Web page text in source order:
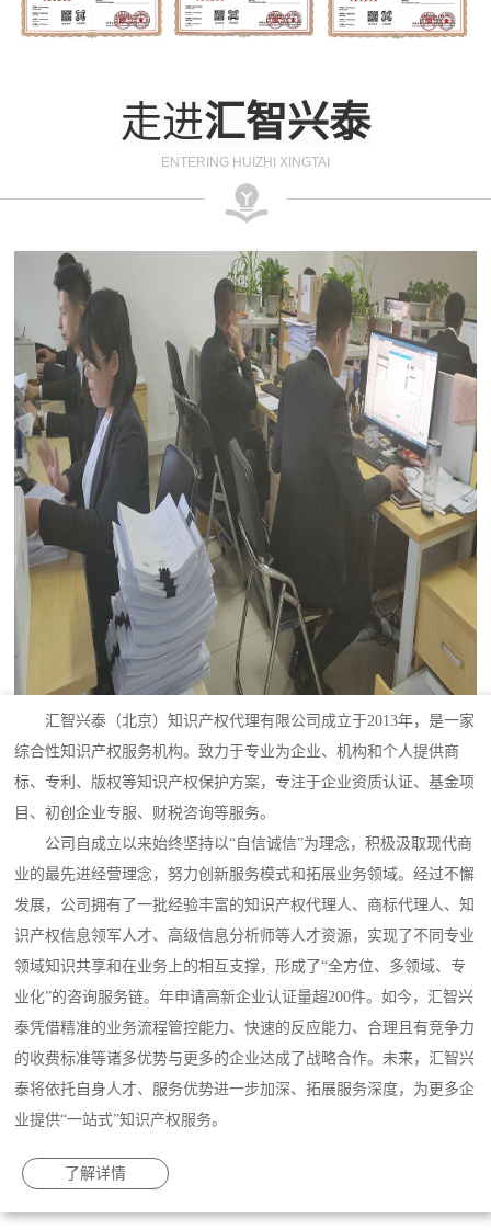
走进汇智兴泰
ENTERING HUIZHI XINGTAI
汇智兴泰（北京）知识产权代理有限公司成立于2013年，是一家
综合性知识产权服务机构。致力于专业为企业、机构和个人提供商
标、专利、版权等知识产权保护方案，专注于企业资质认证、基金项
目、初创企业专服、财税咨询等服务。
公司自成立以来始终坚持以“自信诚信”为理念，积极汲取现代商
业的最先进经营理念，努力创新服务模式和拓展业务领域。经过不懈
发展，公司拥有了一批经验丰富的知识产权代理人、商标代理人、知
识产权信息领军人才、高级信息分析师等人才资源，实现了不同专业
领域知识共享和在业务上的相互支撑，形成了“全方位、多领域、专
业化”的咨询服务链。年申请高新企业认证量超200件。如今，汇智兴
泰凭借精准的业务流程管控能力、快速的反应能力、合理且有竞争力
的收费标准等诸多优势与更多的企业达成了战略合作。未来，汇智兴
泰将依托自身人才、服务优势进一步加深、拓展服务深度，为更多企
业提供“一站式”知识产权服务。
了解详情